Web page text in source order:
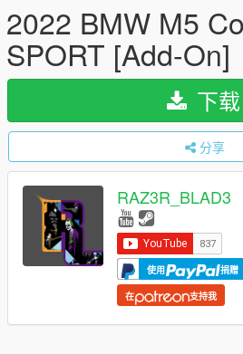
2022 BMW M5
SPORT [Add-On]
下载
分享
RAZ3R_BLAD3
使用 捐赠
在 支持我